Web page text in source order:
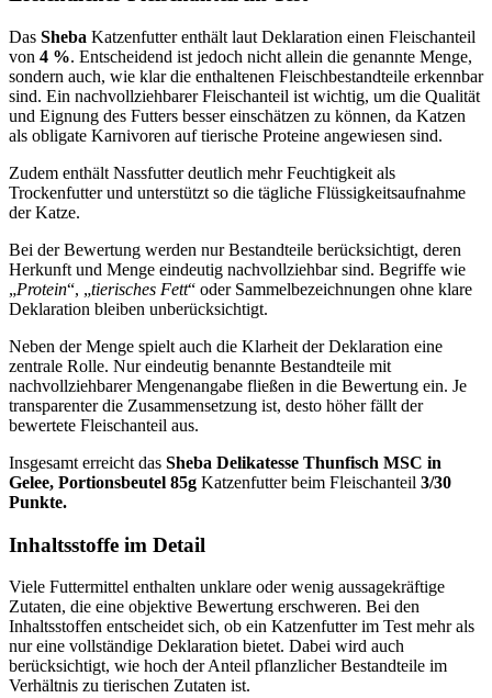
Das Sheba Katzenfutter enthält laut Deklaration einen Fleischanteil
von 4 %. Entscheidend ist jedoch nicht allein die genannte Menge,
sondern auch, wie klar die enthaltenen Fleischbestandteile erkennbar
sind. Ein nachvollziehbarer Fleischanteil ist wichtig, um die Qualität
und Eignung des Futters besser einschätzen zu können, da Katzen
als obligate Karnivoren auf tierische Proteine angewiesen sind.
Zudem enthält Nassfutter deutlich mehr Feuchtigkeit als
Trockenfutter und unterstützt so die tägliche Flüssigkeitsaufnahme
der Katze.
Bei der Bewertung werden nur Bestandteile berücksichtigt, deren
Herkunft und Menge eindeutig nachvollziehbar sind. Begriffe wie
„Protein“, „tierisches Fett“ oder Sammelbezeichnungen ohne klare
Deklaration bleiben unberücksichtigt.
Neben der Menge spielt auch die Klarheit der Deklaration eine
zentrale Rolle. Nur eindeutig benannte Bestandteile mit
nachvollziehbarer Mengenangabe fließen in die Bewertung ein. Je
transparenter die Zusammensetzung ist, desto höher fällt der
bewertete Fleischanteil aus.
Insgesamt erreicht das Sheba Delikatesse Thunfisch MSC in
Gelee, Portionsbeutel 85g Katzenfutterbeim Fleischanteil 3/30
Punkte.
Inhaltsstoffe im Detail
Viele Futtermittel enthalten unklare oder wenig aussagekräftige
Zutaten, die eine objektive Bewertung erschweren. Bei den
Inhaltsstoffen entscheidet sich, ob ein Katzenfutter im Test mehr als
nur eine vollständige Deklaration bietet. Dabei wird auch
berücksichtigt, wie hoch der Anteil pflanzlicher Bestandteile im
Verhältnis zu tierischen Zutaten ist.